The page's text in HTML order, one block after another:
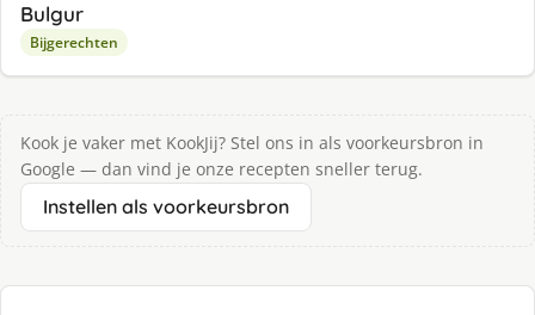
Bulgur
Bijgerechten
Kook je vaker met KookJij? Stel ons in als voorkeursbron in
Google — dan vind je onze recepten sneller terug.
Instellen als voorkeursbron